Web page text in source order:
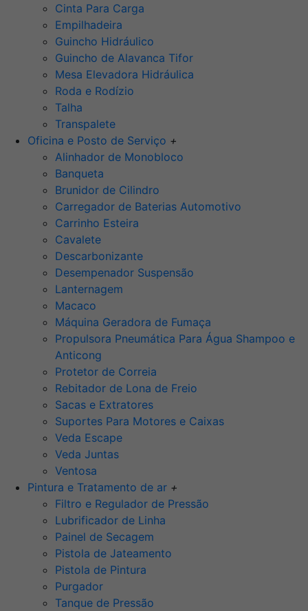
Cinta Para Carga
Empilhadeira
Guincho Hidráulico
Guincho de Alavanca Tifor
Mesa Elevadora Hidráulica
Roda e Rodízio
Talha
Transpalete
Oficina e Posto de Serviço +
Alinhador de Monobloco
Banqueta
Brunidor de Cilindro
Carregador de Baterias Automotivo
Carrinho Esteira
Cavalete
Descarbonizante
Desempenador Suspensão
Lanternagem
Macaco
Máquina Geradora de Fumaça
Propulsora Pneumática Para Água Shampoo e
Anticong
Protetor de Correia
Rebitador de Lona de Freio
Sacas e Extratores
Suportes Para Motores e Caixas
Veda Escape
Veda Juntas
Ventosa
Pintura e Tratamento de ar +
Filtro e Regulador de Pressão
Lubrificador de Linha
Painel de Secagem
Pistola de Jateamento
Pistola de Pintura
Purgador
Tanque de Pressão